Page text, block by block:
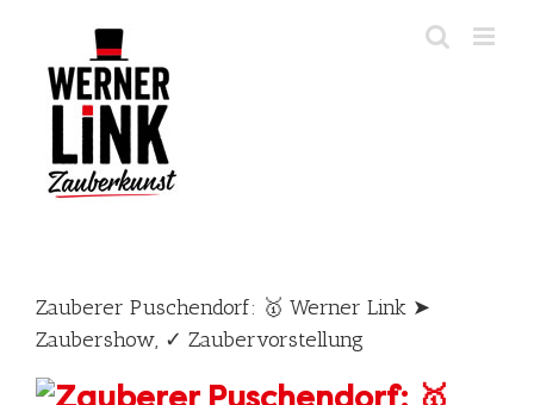
content
Zauberer Puschendorf: 🥇 Werner Link ➤
Zaubershow, ✓ Zaubervorstellung